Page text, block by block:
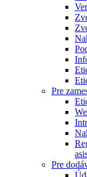
Pre
Pre